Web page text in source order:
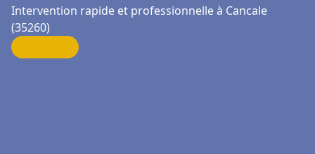
Intervention rapide et professionnelle à Cancale
(35260)